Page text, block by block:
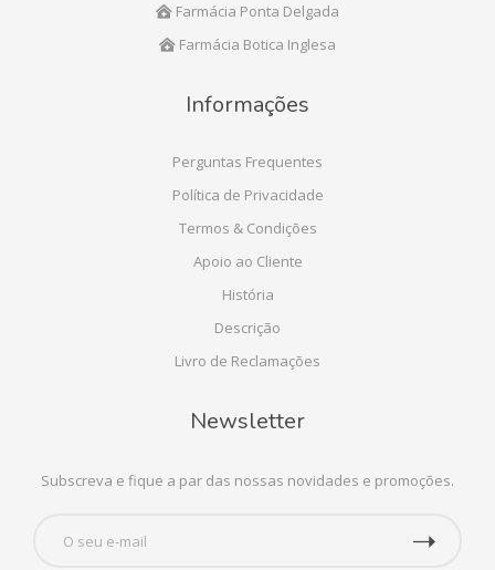
Farmácia Ponta Delgada
Farmácia Botica Inglesa
Informações
Perguntas Frequentes
Política de Privacidade
Termos & Condições
Apoio ao Cliente
História
Descrição
Livro de Reclamações
Newsletter
Subscreva e fique a par das nossas novidades e promoções.